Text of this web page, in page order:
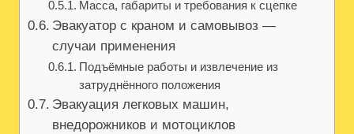
Масса, габариты и требования к сцепке
Эвакуатоp с краном и самовывоз —
случаи применения
Подъёмные работы и извлечение из
затруднённого положения
Эвакуация легковых машин,
внедорожников и мотоциклов